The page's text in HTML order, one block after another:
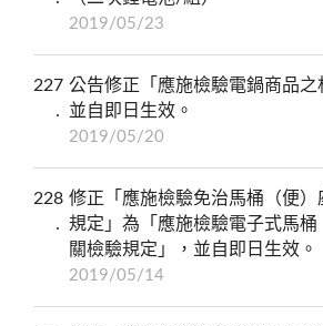
2019/05/23
227 公告修正「應施檢驗電鍋商品之
並自即日生效。
2019/05/20
228 修正「應施檢驗免治馬桶（便
規定」為「應施檢驗電子式馬桶
關檢驗規定」，並自即日生效。
2019/05/14